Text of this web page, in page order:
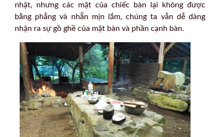
nhật, nhưng các mặt của chiếc bàn lại không được
bằng phẳng và nhẵn mịn lắm, chúng ta vẫn dễ dàng
nhận ra sự gồ ghề của mặt bàn và phần cạnh bàn.